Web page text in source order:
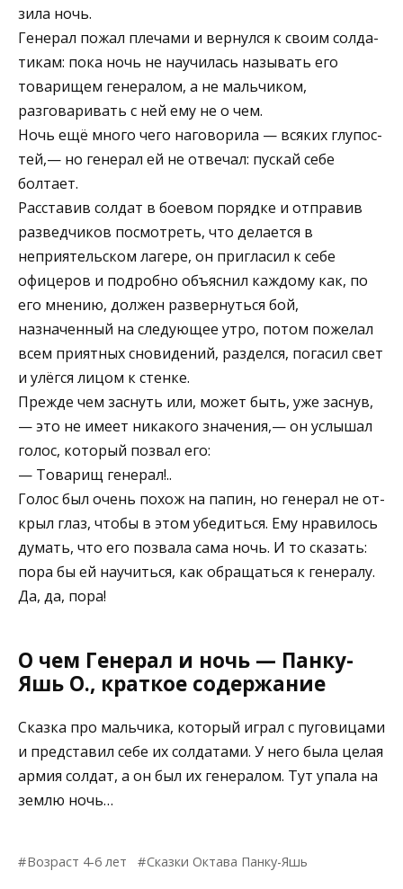
зила ночь.
Генерал пожал плечами и вернулся к своим солда­
тикам: пока ночь не научилась называть его
товарищем генералом, а не мальчиком,
разговаривать с ней ему не о чем.
Ночь ещё много чего наговорила — всяких глупос­
тей,— но генерал ей не отвечал: пускай себе
болтает.
Расставив солдат в боевом порядке и отправив
раз­ведчиков посмотреть, что делается в
неприятельском лагере, он пригласил к себе
офицеров и подробно объ­яснил каждому как, по
его мнению, должен развер­нуться бой,
назначенный на следующее утро, потом по­желал
всем приятных сновидений, разделся, погасил свет
и улёгся лицом к стенке.
Прежде чем заснуть или, может быть, уже заснув,
— это не имеет никакого значения,— он услышал
голос, который позвал его:
— Товарищ генерал!..
Голос был очень похож на папин, но генерал не от­
крыл глаз, чтобы в этом убедиться. Ему нравилось
ду­мать, что его позвала сама ночь. И то сказать:
пора бы ей научиться, как обращаться к генералу.
Да, да, пора!
О чем Генерал и ночь — Панку-
Яшь О., краткое содержание
Сказка про мальчика, который играл с пуговицами
и представил себе их солдатами. У него была целая
армия солдат, а он был их генералом. Тут упала на
землю ночь…
Возраст 4-6 лет Сказки Октава Панку-Яшь